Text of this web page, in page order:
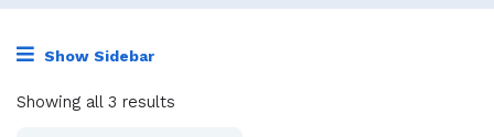
Show Sidebar
Showing all 3 results